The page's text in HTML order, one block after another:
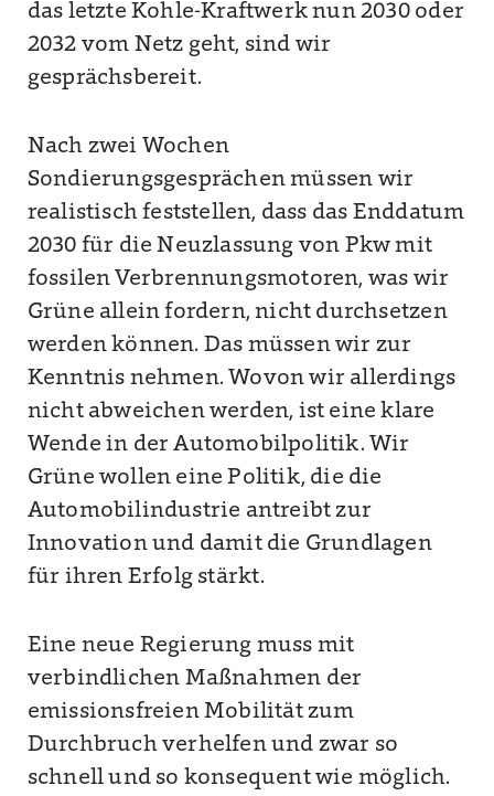
das letzte Kohle-Kraftwerk nun 2030 oder
2032 vom Netz geht, sind wir
gesprächsbereit.
Nach zwei Wochen
Sondierungsgesprächen müssen wir
realistisch feststellen, dass das Enddatum
2030 für die Neuzlassung von Pkw mit
fossilen Verbrennungsmotoren, was wir
Grüne allein fordern, nicht durchsetzen
werden können. Das müssen wir zur
Kenntnis nehmen. Wovon wir allerdings
nicht abweichen werden, ist eine klare
Wende in der Automobilpolitik. Wir
Grüne wollen eine Politik, die die
Automobilindustrie antreibt zur
Innovation und damit die Grundlagen
für ihren Erfolg stärkt.
Eine neue Regierung muss mit
verbindlichen Maßnahmen der
emissionsfreien Mobilität zum
Durchbruch verhelfen und zwar so
schnell und so konsequent wie möglich.